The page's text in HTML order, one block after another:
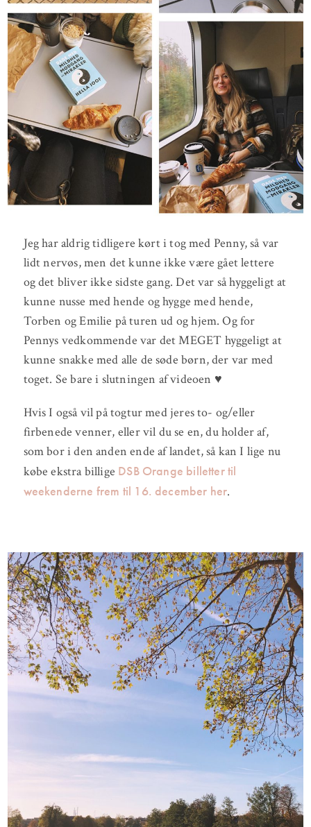
Jeg har aldrig tidligere kørt i tog med Penny, så var
lidt nervøs, men det kunne ikke være gået lettere
og det bliver ikke sidste gang. Det var så hyggeligt at
kunne nusse med hende og hygge med hende,
Torben og Emilie på turen ud og hjem. Og for
Pennys vedkommende var det MEGET hyggeligt at
kunne snakke med alle de søde børn, der var med
toget. Se bare i slutningen af videoen ♥
Hvis I også vil på togtur med jeres to- og/eller
firbenede venner, eller vil du se en, du holder af,
som bor i den anden ende af landet, så kan I lige nu
købe ekstra billige DSB Orange billetter til
weekenderne frem til 16. december her.